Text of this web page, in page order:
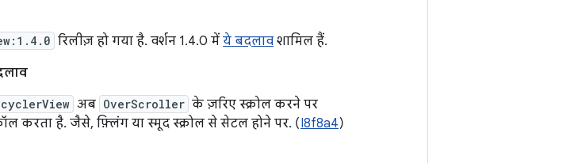
रिलीज़ हो गया है. वर्शन 1.4.0 में ये बदलाव शामिल हैं.
अब OverScroller के ज़रिए स्क्रोल करने पर
करता है. जैसे, फ़्लिंग या स्मूद स्क्रोल से सेटल होने पर. (I8f8a4)